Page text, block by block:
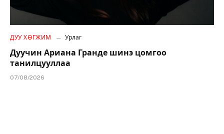
ДУУ ХӨГЖИМ Урлаг
Дуучин Ариана Гранде шинэ цомгоо
танилцууллаа
07/08/2026